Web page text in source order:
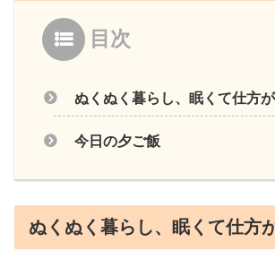
目次
ぬくぬく暮らし、眠くて仕方
今日の夕ご飯
ぬくぬく暮らし、眠くて仕方